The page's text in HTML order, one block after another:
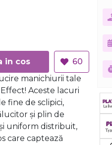
Adauga in cos
60
manichiurii tale
Aceste lacuri
fine de sclipici,
și plin de
uniform distribuit,
care captează